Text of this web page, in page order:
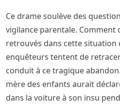
Ce drame soulève des
vigilance parentale. Comment
retrouvés dans cette situation
enquêteurs tentent de
conduit à ce tragique
mère des enfants aurait
dans la voiture à son insu